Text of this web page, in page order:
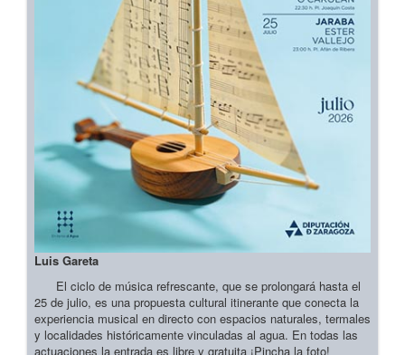
Luis Gareta
El ciclo de música refrescante, que se prolongará hasta el
25 de julio, es una propuesta cultural itinerante que conecta la
experiencia musical en directo con espacios naturales, termales
y localidades históricamente vinculadas al agua. En todas las
actuaciones la entrada es libre y gratuita ¡Pincha la foto!